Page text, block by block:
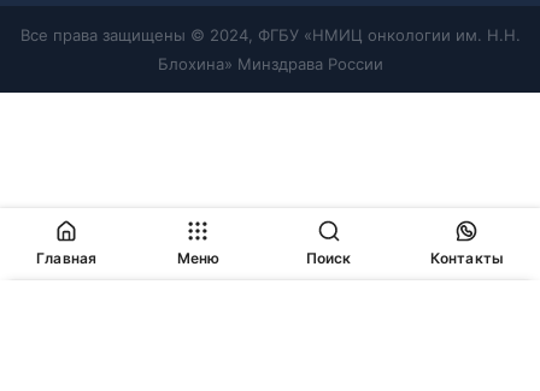
Все права защищены © 2024, ФГБУ «НМИЦ онкологии им. Н.Н.
Блохина» Минздрава России
Главная Меню Поиск Контакты